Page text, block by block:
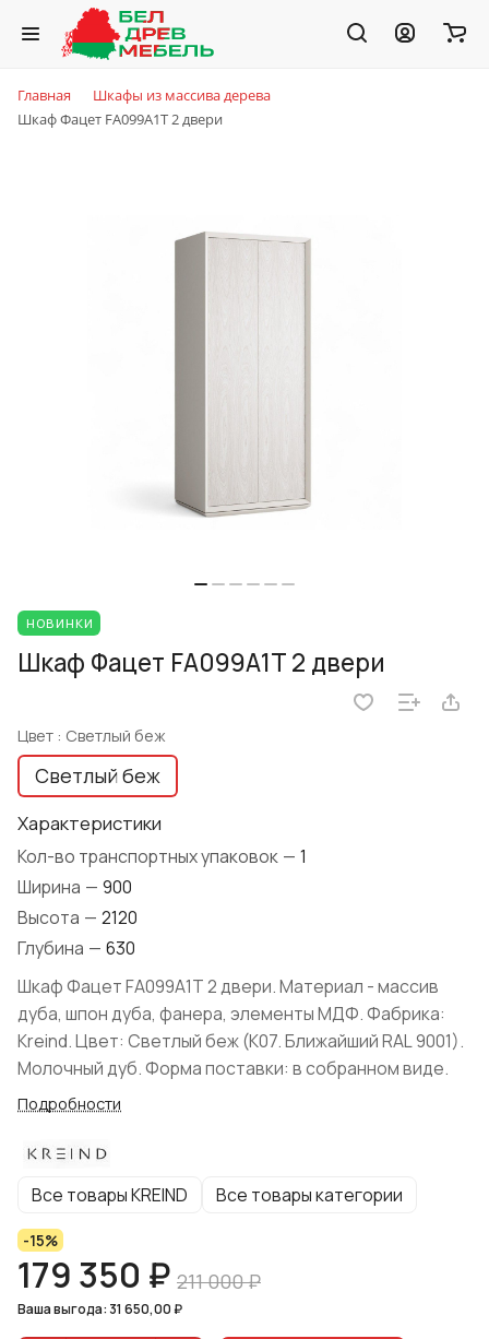
Главная
Шкафы из массива дерева
Шкаф Фацет FA099А1T 2 двери
НОВИНКИ
Шкаф Фацет FA099А1T 2 двери
Цвет : Светлый беж
Светлый беж
Характеристики
Кол-во транспортных упаковок — 1
Ширина — 900
Высота — 2120
Глубина — 630
Шкаф Фацет FA099А1T 2 двери. Материал - массив
дуба, шпон дуба, фанера, элементы МДФ. Фабрика:
Kreind. Цвет: Светлый беж (K07. Ближайший RAL 9001).
Молочный дуб. Форма поставки: в собранном виде.
Подробности
Все товары KREIND Все товары категории
-15%
179 350 ₽ 211 000 ₽
Ваша выгода: 31 650,00 ₽